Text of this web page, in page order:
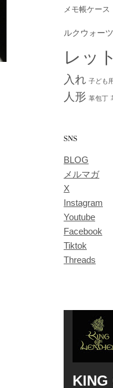
メモ帳ケース
ルクウォーツ
レット
入れ 子ども
人形 革包丁
SNS
BLOG
メルマガ
X
Instagram
Youtube
Facebook
Tiktok
Threads
KING